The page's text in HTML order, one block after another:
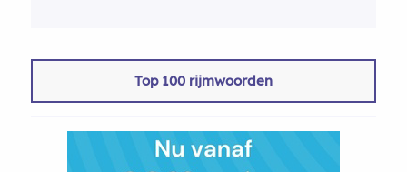
Top 100 rijmwoorden